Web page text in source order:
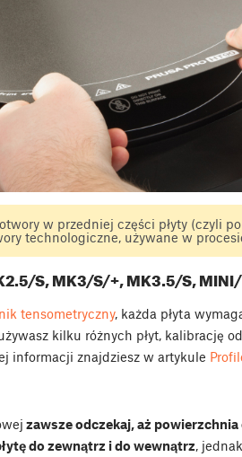
w przedniej części płyty (czyli
technologiczne, używane w
S, MK3/S/+, MK3.5/S,
tensometryczny, każda płyta
kilku różnych płyt, kalibrację
informacji znajdziesz w artykule
zawsze odczekaj, aż
do zewnątrz i do wewnątrz,